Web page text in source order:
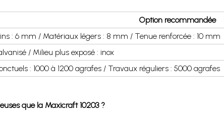
Option recommandée
: 6 mm / Matériaux légers : 8 mm / Tenue renforcée : 10 mm
/ Milieu plus exposé : inox
: 1000 à 1200 agrafes / Travaux réguliers : 5000 agrafes
que la Maxicraft 10203 ?